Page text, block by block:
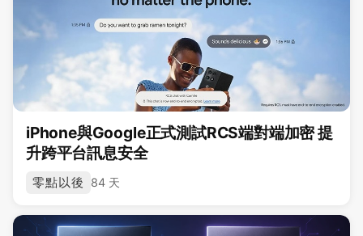
iPhone與Google正式測試RCS端對端加密 提
升跨平台訊息安全
零點以後 84 天